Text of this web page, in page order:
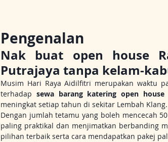
Pengenalan
Nak buat open house
Putrajaya tanpa kelam-
Musim Hari Raya Aidilfitri merupakan waktu
terhadap sewa barang katering open house
meningkat setiap tahun di sekitar Lembah Klang.
Dengan jumlah tetamu yang boleh mencecah
paling praktikal dan menjimatkan berbanding
pilihan terbaik serta cara mendapatkan pakej